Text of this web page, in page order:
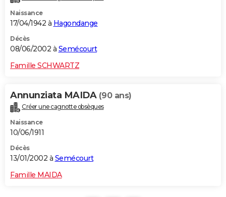
Naissance
17/04/1942 à Hagondange
Décès
08/06/2002 à Semécourt
Famille SCHWARTZ
Annunziata MAIDA (90 ans)
Créer une cagnotte obsèques
Naissance
10/06/1911
Décès
13/01/2002 à Semécourt
Famille MAIDA